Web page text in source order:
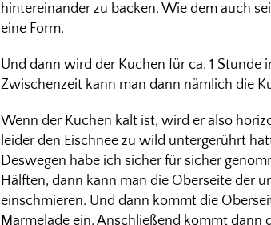
hintereinander zu backen. Wie dem auch
eine Form.
Und dann wird der Kuchen für ca. 1
Zwischenzeit kann man dann nämlich die
Wenn der Kuchen kalt ist, wird er also
leider den Eischnee zu wild untergerührt
Deswegen habe ich sicher für sicher
Hälften, dann kann man die Oberseite der
einschmieren. Und dann kommt die
Marmelade ein. Anschließend kommt dann